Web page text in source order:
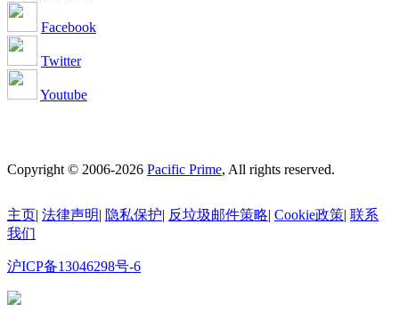
Facebook
Twitter
Youtube
Copyright © 2006-2026 Pacific Prime, All rights reserved.
主页| 法律声明| 隐私保护| 反垃圾邮件策略| Cookie政策| 联系
我们
沪ICP备13046298号-6